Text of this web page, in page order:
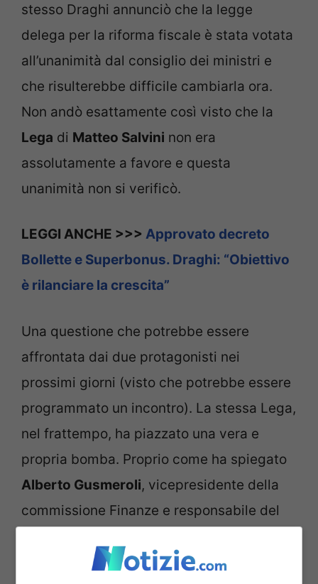
stesso Draghi annunciò che la legge
delega per la riforma fiscale è stata votata
all’unanimità dal consiglio dei ministri e
che risulterebbe difficile cambiarla ora.
Non andò esattamente così visto che la
Lega di Matteo Salvini non era
assolutamente a favore e questa
unanimità non si verificò.
LEGGI ANCHE >>> Approvato decreto
Bollette e Superbonus. Draghi: “Obiettivo
è rilanciare la crescita”
Una questione che potrebbe essere
affrontata dai due protagonisti nei
prossimi giorni (visto che potrebbe essere
programmato un incontro). La stessa Lega,
nel frattempo, ha piazzato una vera e
propria bomba. Proprio come ha spiegato
Alberto Gusmeroli, vicepresidente della
commissione Finanze e responsabile del
scorsi annunciò così: “Abbiamo presentato